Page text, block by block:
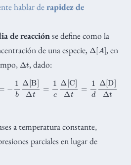
hablar derapidez de
de reacciónse define como la
de una especie, Δ [A], en
Δ t, dado:
bΔ [B ]Δt Δ C] Δt= Δ[ ]Δt
a temperatura constante,
parciales en lugar de